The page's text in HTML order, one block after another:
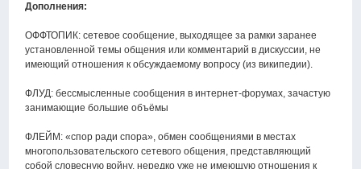
Дополнения:
ОФФТОПИК: сетевое сообщение, выходящее за рамки заранее
установленной темы общения или комментарий в дискуссии, не
имеющий отношения к обсуждаемому вопросу (из википедии).
ФЛУД: бессмысленные сообщения в интернет-форумах, зачастую
занимающие большие объёмы
ФЛЕЙМ: «спор ради спора», обмен сообщениями в местах
многопользовательского сетевого общения, представляющий
собой словесную войну, нередко уже не имеющую отношения к